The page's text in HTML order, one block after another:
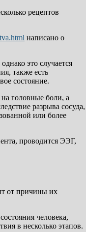
рецептов
написано о
это случается
также есть
состояние.
головные боли, а
разрыва сосуда,
или более
проводится ЭЭГ,
от причины их
человека,
в несколько этапов.